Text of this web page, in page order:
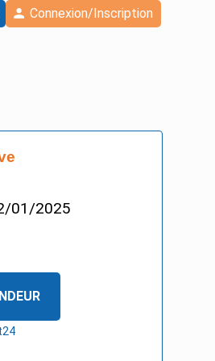
Connexion/Inscription
01/2025